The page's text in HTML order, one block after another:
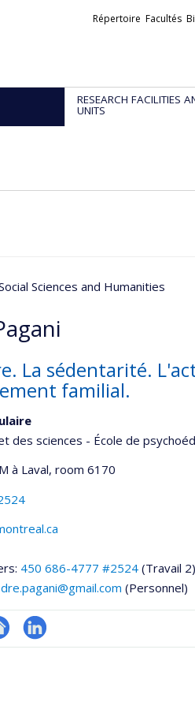
Liens
Répertoire Facultés
RESEARCH FACILITIES
UNITS
Sciences and Humanities
La sédentarité.
familial.
des sciences - École de
à Laval, room 6170
450 686-4777 #2524 (Travail 2)
dre.pagani@gmail.com (Personnel)
LinkedIn